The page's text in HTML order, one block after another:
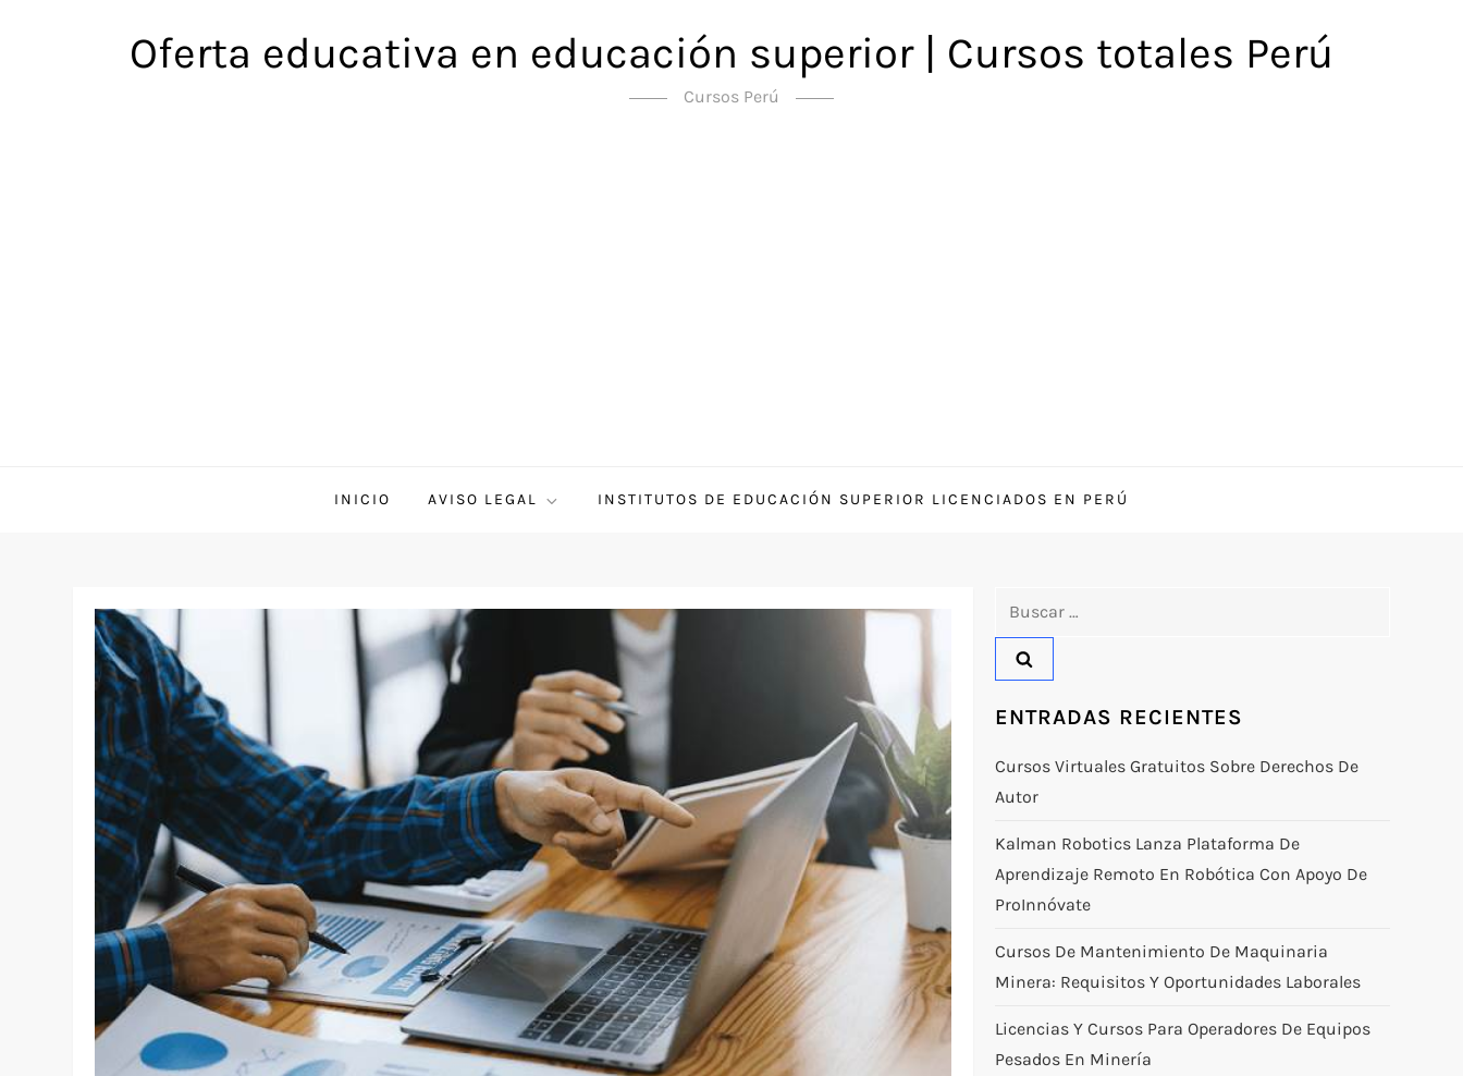
Oferta educativa en educación superior | Cursos totales Perú
Cursos Perú
INICIO AVISO LEGAL INSTITUTOS DE EDUCACIÓN SUPERIOR LICENCIADOS EN PERÚ
ENTRADAS RECIENTES
Cursos Virtuales Gratuitos Sobre Derechos De
Autor
Kalman Robotics Lanza Plataforma De
Aprendizaje Remoto En Robótica Con Apoyo De
ProInnóvate
Cursos De Mantenimiento De Maquinaria
Minera: Requisitos Y Oportunidades Laborales
Licencias Y Cursos Para Operadores De Equipos
Pesados En Minería